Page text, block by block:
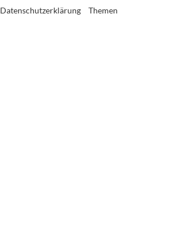
Datenschutzerklärung Themen